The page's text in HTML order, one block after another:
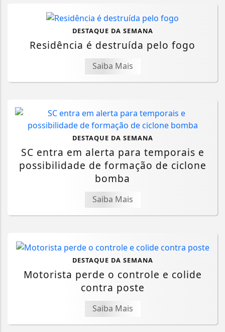
DESTAQUE DA SEMANA
Residência é destruída pelo fogo
Saiba Mais
DESTAQUE DA SEMANA
SC entra em alerta para temporais e
possibilidade de formação de ciclone
bomba
Saiba Mais
DESTAQUE DA SEMANA
Motorista perde o controle e colide
contra poste
Saiba Mais